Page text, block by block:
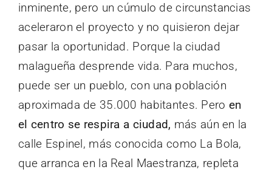
inminente, pero un cúmulo de circunstancias
aceleraron el proyecto y no quisieron dejar
pasar la oportunidad. Porque la ciudad
malagueña desprende vida. Para muchos,
puede ser un pueblo, con una población
aproximada de 35.000 habitantes. Pero en
el centro se respira a ciudad, más aún en la
calle Espinel, más conocida como La Bola,
que arranca en la Real Maestranza, repleta